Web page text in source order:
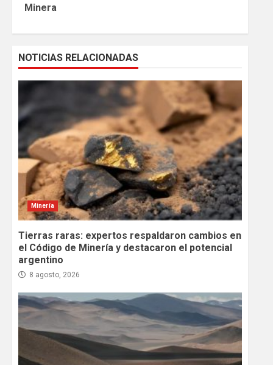
Minera
NOTICIAS RELACIONADAS
Minería
Tierras raras: expertos respaldaron cambios en
el Código de Minería y destacaron el potencial
argentino
8 agosto, 2026